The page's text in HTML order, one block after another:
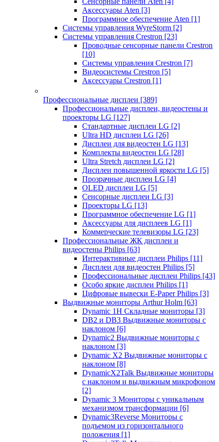
Аксессуары Aten [3]
Программное обеспечение Aten [1]
Системы управления WyreStorm [2]
Системы управления Crestron [23]
Проводные сенсорные панели Crestron
[10]
Системы управления Crestron [7]
Видеосистемы Crestron [5]
Аксессуары Crestron [1]
Профессиональные дисплеи [389]
Профессиональные дисплеи, видеостены и
проекторы LG [127]
Стандартные дисплеи LG [2]
Ultra HD дисплеи LG [26]
Дисплеи для видеостен LG [13]
Комплекты видеостен LG [28]
Ultra Stretch дисплеи LG [2]
Дисплеи повышенной яркости LG [5]
Прозрачные дисплеи LG [4]
OLED дисплеи LG [5]
Сенсорные дисплеи LG [3]
Проекторы LG [13]
Программное обеспечение LG [1]
Аксессуары для дисплеев LG [1]
Коммерческие телевизоры LG [23]
Профессиональные ЖК дисплеи и
видеостены Philips [63]
Интерактивные дисплеи Philips [11]
Дисплеи для видеостен Philips [5]
Профессиональные дисплеи Philips [43]
Особо яркие дисплеи Philips [1]
Цифровые вывески E-Paper Philips [3]
Выдвижные мониторы Arthur Holm [63]
Dynamic 1Н Складные мониторы [3]
DB2 и DB3 Выдвижные мониторы с
наклоном [6]
Dynamic2 Выдвижные мониторы с
наклоном [3]
Dynamic X2 Выдвижные мониторы с
наклоном [8]
DynamicX2Talk Выдвижные мониторы
с наклоном и выдвижным микрофоном
[2]
Dynamic 3 Мониторы с уникальным
механизмом трансформации [6]
Dynamic3Reverse Мониторы с
подъемом из горизонтального
положения [1]